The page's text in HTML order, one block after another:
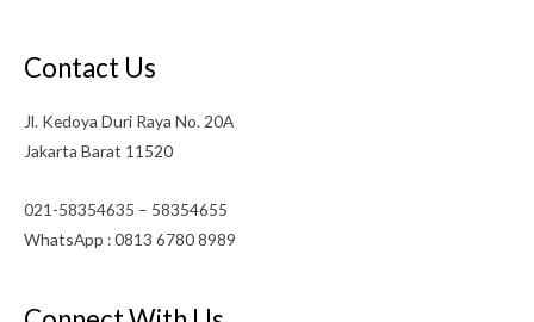
Contact Us
Jl. Kedoya Duri Raya No. 20A
Jakarta Barat 11520
021-58354635 – 58354655
WhatsApp : 0813 6780 8989